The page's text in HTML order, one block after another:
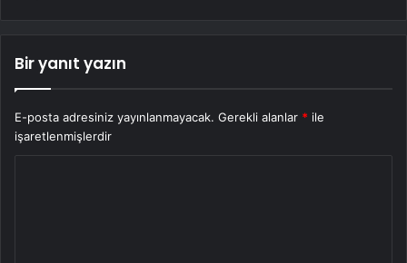
Bir yanıt yazın
E-posta adresiniz yayınlanmayacak. Gerekli alanlar * ile
işaretlenmişlerdir